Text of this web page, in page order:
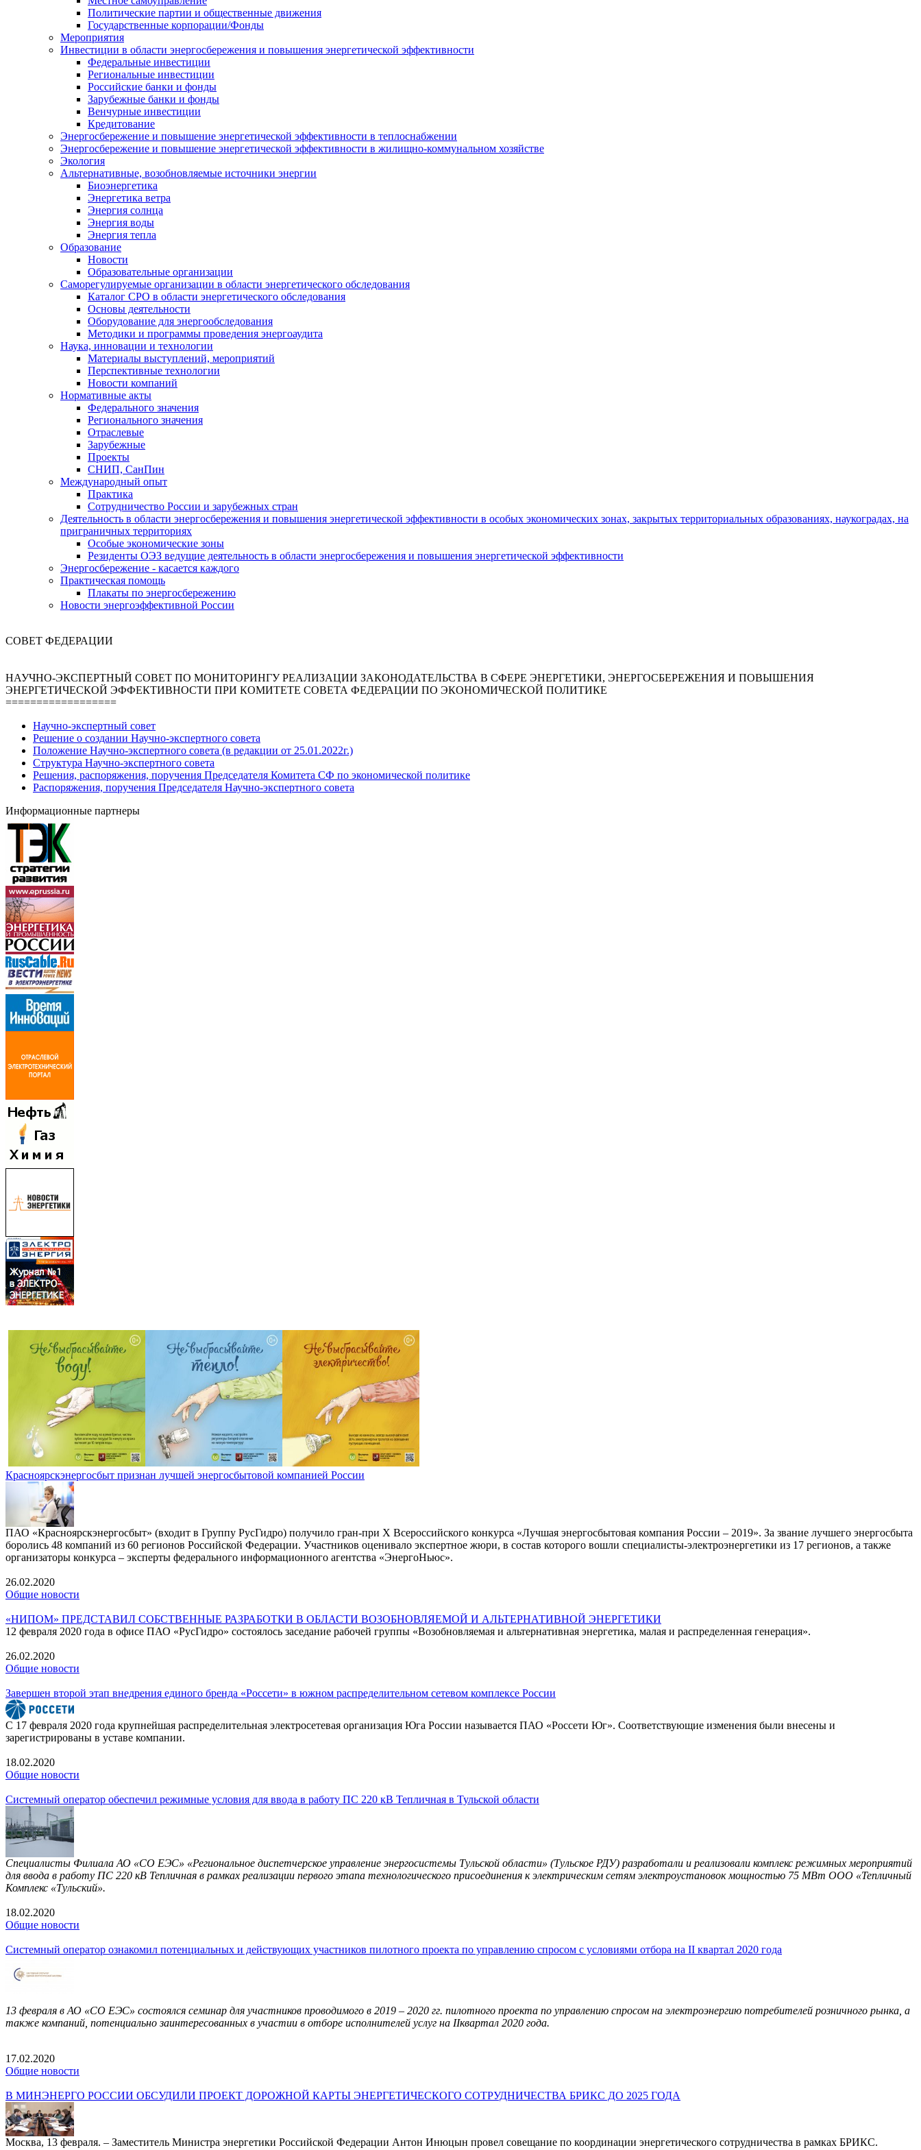
Политические партии и общественные движения
Государственные корпорации/Фонды
Мероприятия
Инвестиции в области энергосбережения и повышения энергетической эффективности
Федеральные инвестиции
Региональные инвестиции
Российские банки и фонды
Зарубежные банки и фонды
Венчурные инвестиции
Кредитование
Энергосбережение и повышение энергетической эффективности в теплоснабжении
Энергосбережение и повышение энергетической эффективности в жилищно-коммунальном хозяйстве
Экология
Альтернативные, возобновляемые источники энергии
Биоэнергетика
Энергетика ветра
Энергия солнца
Энергия воды
Энергия тепла
Образование
Новости
Образовательные организации
Саморегулируемые организации в области энергетического обследования
Каталог СРО в области энергетического обследования
Основы деятельности
Оборудование для энергообследования
Методики и программы проведения энергоаудита
Наука, инновации и технологии
Материалы выступлений, мероприятий
Перспективные технологии
Новости компаний
Нормативные акты
Федерального значения
Регионального значения
Отраслевые
Зарубежные
Проекты
СНИП, СанПин
Международный опыт
Практика
Сотрудничество России и зарубежных стран
Деятельность в области энергосбережения и повышения энергетической эффективности в особых экономических зонах, закрытых территориальных образованиях, наукоградах, на
приграничных территориях
Особые экономические зоны
Резиденты ОЭЗ ведущие деятельность в области энергосбережения и повышения энергетической эффективности
Энергосбережение - касается каждого
Практическая помощь
Плакаты по энергосбережению
Новости энергоэффективной России
СОВЕТ ФЕДЕРАЦИИ
НАУЧНО-ЭКСПЕРТНЫЙ СОВЕТ ПО МОНИТОРИНГУ РЕАЛИЗАЦИИ ЗАКОНОДАТЕЛЬСТВА В СФЕРЕ ЭНЕРГЕТИКИ, ЭНЕРГОСБЕРЕЖЕНИЯ И ПОВЫШЕНИЯ
ЭНЕРГЕТИЧЕСКОЙ ЭФФЕКТИВНОСТИ ПРИ КОМИТЕТЕ СОВЕТА ФЕДЕРАЦИИ ПО ЭКОНОМИЧЕСКОЙ ПОЛИТИКЕ
==================
Научно-экспертный совет
Решение о создании Научно-экспертного совета
Положение Научно-экспертного совета (в редакции от 25.01.2022г.)
Структура Научно-экспертного совета
Решения, распоряжения, поручения Председателя Комитета СФ по экономической политике
Распоряжения, поручения Председателя Научно-экспертного совета
Информационные партнеры
Красноярскэнергосбыт признан лучшей энергосбытовой компанией России
ПАО «Красноярскэнергосбыт» (входит в Группу РусГидро) получило гран-при Х Всероссийского конкурса «Лучшая энергосбытовая компания России – 2019». За звание лучшего энергосбыта
боролись 48 компаний из 60 регионов Российской Федерации. Участников оценивало экспертное жюри, в состав которого вошли специалисты-электроэнергетики из 17 регионов, а также
организаторы конкурса – эксперты федерального информационного агентства «ЭнергоНьюс».
26.02.2020
Общие новости
«НИПОМ» ПРЕДСТАВИЛ СОБСТВЕННЫЕ РАЗРАБОТКИ В ОБЛАСТИ ВОЗОБНОВЛЯЕМОЙ И АЛЬТЕРНАТИВНОЙ ЭНЕРГЕТИКИ
12 февраля 2020 года в офисе ПАО «РусГидро» состоялось заседание рабочей группы «Возобновляемая и альтернативная энергетика, малая и распределенная генерация».
26.02.2020
Общие новости
Завершен второй этап внедрения единого бренда «Россети» в южном распределительном сетевом комплексе России
С 17 февраля 2020 года крупнейшая распределительная электросетевая организация Юга России называется ПАО «Россети Юг». Соответствующие изменения были внесены и
зарегистрированы в уставе компании.
18.02.2020
Общие новости
Системный оператор обеспечил режимные условия для ввода в работу ПС 220 кВ Тепличная в Тульской области
Специалисты Филиала АО «СО ЕЭС» «Региональное диспетчерское управление энергосистемы Тульской области» (Тульское РДУ) разработали и реализовали комплекс режимных мероприятий
для ввода в работу ПС 220 кВ Тепличная в рамках реализации первого этапа технологического присоединения к электрическим сетям электроустановок мощностью 75 МВт ООО «Тепличный
Комплекс «Тульский».
18.02.2020
Общие новости
Системный оператор ознакомил потенциальных и действующих участников пилотного проекта по управлению спросом с условиями отбора на II квартал 2020 года
13 февраля в АО «СО ЕЭС» состоялся семинар для участников проводимого в 2019 – 2020 гг. пилотного проекта по управлению спросом на электроэнергию потребителей розничного рынка, а
также компаний, потенциально заинтересованных в участии в отборе исполнителей услуг на IIквартал 2020 года.
17.02.2020
Общие новости
В МИНЭНЕРГО РОССИИ ОБСУДИЛИ ПРОЕКТ ДОРОЖНОЙ КАРТЫ ЭНЕРГЕТИЧЕСКОГО СОТРУДНИЧЕСТВА БРИКС ДО 2025 ГОДА
Москва, 13 февраля. – Заместитель Министра энергетики Российской Федерации Антон Инюцын провел совещание по координации энергетического сотрудничества в рамках БРИКС.